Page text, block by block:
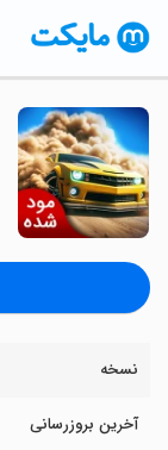
نسخه
آخرین بروزرسانی